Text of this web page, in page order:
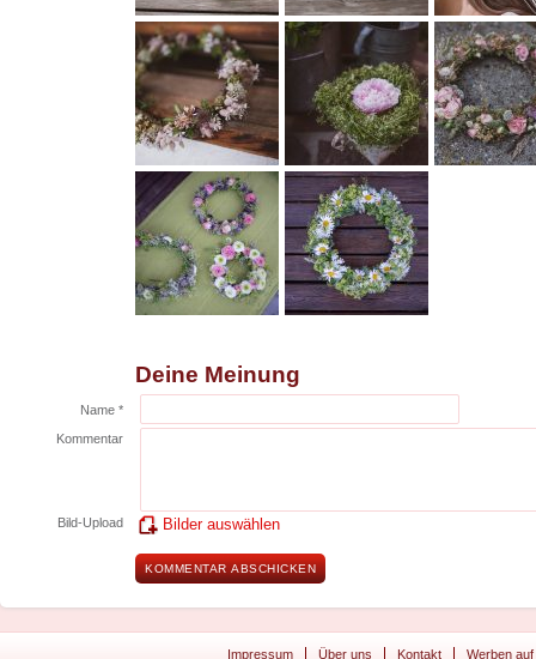
Deine Meinung
Name *
Kommentar
Bild-Upload Bilder auswählen
Impressum Über uns Kontakt Werben